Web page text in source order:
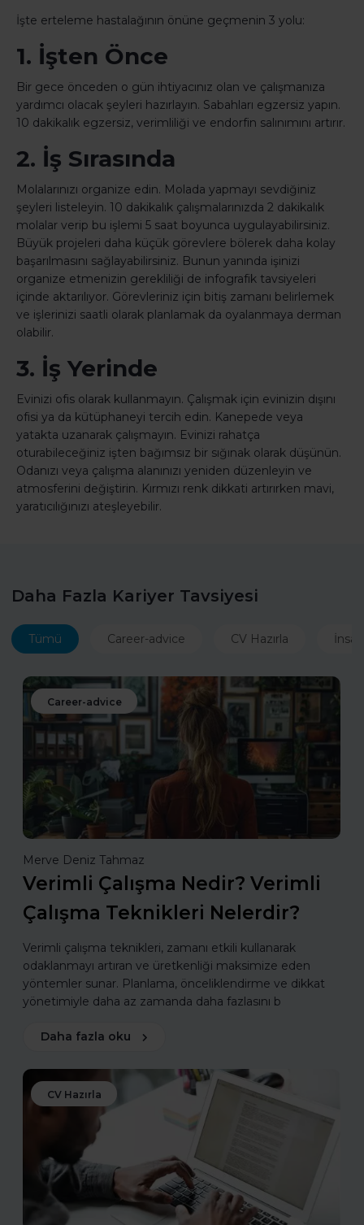
İşte erteleme hastalağının önüne geçmenin 3 yolu:
1. İşten Önce
Bir gece önceden o gün ihtiyacınız olan ve çalışmanıza
yardımcı olacak şeyleri hazırlayın. Sabahları egzersiz yapın.
10 dakikalık egzersiz, verimliliği ve endorfin salınımını artırır.
2. İş Sırasında
Molalarınızı organize edin. Molada yapmayı sevdiğiniz
şeyleri listeleyin. 10 dakikalık çalışmalarınızda 2 dakikalık
molalar verip bu işlemi 5 saat boyunca uygulayabilirsiniz.
Büyük projeleri daha küçük görevlere bölerek daha kolay
başarılmasını sağlayabilirsiniz. Bunun yanında işinizi
organize etmenizin gerekliliği de infografik tavsiyeleri
içinde aktarılıyor. Görevleriniz için bitiş zamanı belirlemek
ve işlerinizi saatli olarak planlamak da oyalanmaya derman
olabilir.
3. İş Yerinde
Evinizi ofis olarak kullanmayın. Çalışmak için evinizin dışını
ofisi ya da kütüphaneyi tercih edin. Kanepede veya
yatakta uzanarak çalışmayın. Evinizi rahatça
oturabileceğiniz işten bağımsız bir sığınak olarak düşünün.
Odanızı veya çalışma alanınızı yeniden düzenleyin ve
atmosferini değiştirin. Kırmızı renk dikkati artırırken mavi,
yaratıcılığınızı ateşleyebilir.
Daha Fazla Kariyer Tavsiyesi
Tümü Career-advice CV Hazırla
Career-advice
Merve Deniz Tahmaz
Verimli Çalışma Nedir? Verimli
Çalışma Teknikleri Nelerdir?
Verimli çalışma teknikleri, zamanı etkili kullanarak
odaklanmayı artıran ve üretkenliği maksimize eden
yöntemler sunar. Planlama, önceliklendirme ve dikkat
yönetimiyle daha az zamanda daha fazlasını b
Daha fazla oku
CV Hazırla